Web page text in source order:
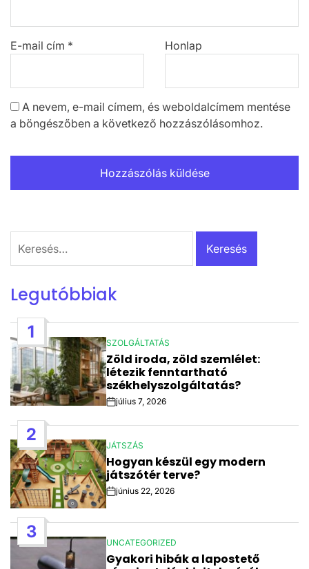
E-mail cím * Honlap
A nevem, e-mail címem, és weboldalcímem mentése
a böngészőben a következő hozzászólásomhoz.
Legutóbbiak
1
POSTED
IN
SZOLGÁLTATÁS
Zöld iroda, zöld szemlélet:
létezik fenntartható
székhelyszolgáltatás?
Postjúlius 7, 2026
2
POSTED
IN
JÁTSZÁS
Hogyan készül egy modern
játszótér terve?
Post
Date
június 22, 2026
3
POSTED
IN
UNCATEGORIZED
Gyakori hibák a lapostető